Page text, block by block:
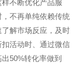
不断优化产品服
不再单纯依赖传统
解市场反应，及时
活动时、通过微信
50%转化率做到